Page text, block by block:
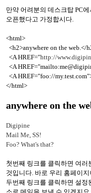
만약 어려분의 데스크탑 PC
오픈했다고 가정합시다.
<html>
<h2>anywhere on the web.</
<A HREF="http://
<A
<A HREF="foo://
</html>
anywhere on the
Digipine
Mail Me, SS!
Foo? What's that?
첫번째 링크를 클릭하면 여
것입니다. 바로 우리 홈페이
두번째 링크를 클릭하면 설정